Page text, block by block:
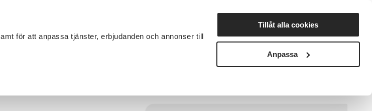
för att anpassa tjänster, erbjudanden och annonser till
Tillåt alla cookies
Anpassa
Nyheter Avdelningar